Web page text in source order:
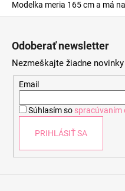
Modelka meria 165 cm a má
Odoberať newsletter
Nezmeškajte žiadne
Email
Súhlasím so spracúvaním
PRIHLÁSIŤ SA